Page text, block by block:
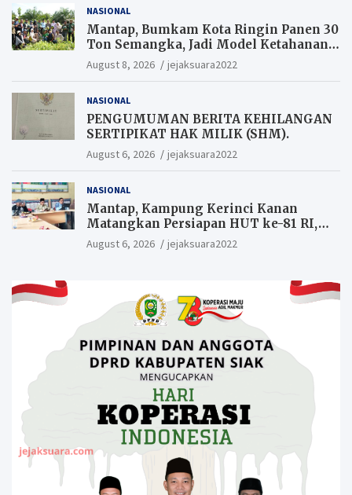
NASIONAL
Mantap, Bumkam Kota Ringin Panen 30
Ton Semangka, Jadi Model Ketahanan
Pangan Siak.
August 8, 2026 jejaksuara2022
NASIONAL
PENGUMUMAN BERITA KEHILANGAN
SERTIPIKAT HAK MILIK (SHM).
August 6, 2026 jejaksuara2022
NASIONAL
Mantap, Kampung Kerinci Kanan
Matangkan Persiapan HUT ke-81 RI,
Warga yang ikut Upacara
Berkesempatan Raih Hadiah
August 6, 2026 jejaksuara2022